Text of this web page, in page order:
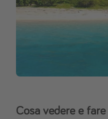
Cosa vedere e